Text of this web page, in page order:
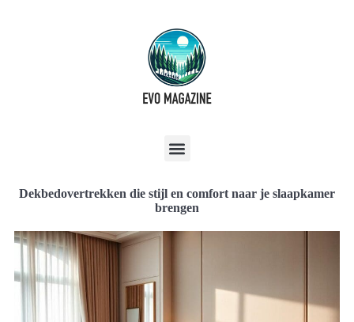
Dekbedovertrekken die stijl en comfort naar je slaapkamer
brengen